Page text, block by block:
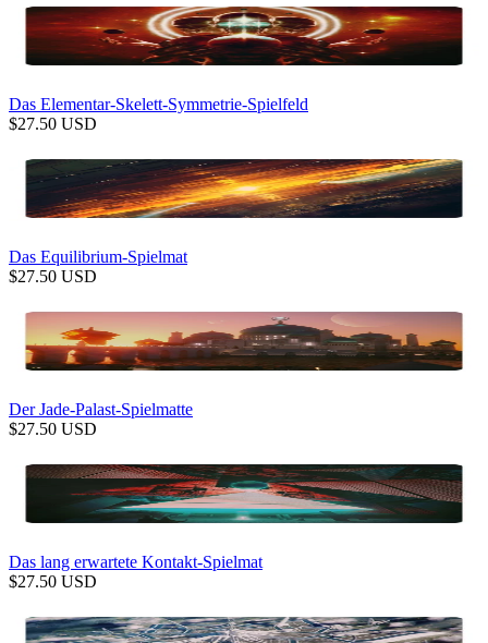
Das Elementar-Skelett-Symmetrie-Spielfeld
$27.50 USD
Das Equilibrium-Spielmat
$27.50 USD
Der Jade-Palast-Spielmatte
$27.50 USD
Das lang erwartete Kontakt-Spielmat
$27.50 USD